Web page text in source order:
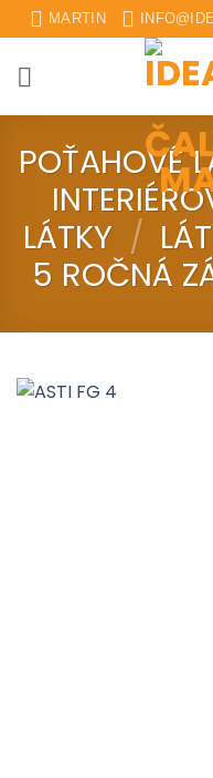
Skip
to
content
MARTIN
POŤAHOVÉ
LÁTKY /
5 ROČNÁ